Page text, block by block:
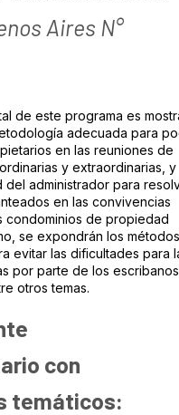
Aires N°
de este programa es
adecuada para
en las reuniones de
y extraordinarias, y
del administrador para
en las convivencias
condominios de propiedad
se expondrán los métodos
evitar las dificultades para
por parte de los escribanos,
otros temas.
con
temáticos: